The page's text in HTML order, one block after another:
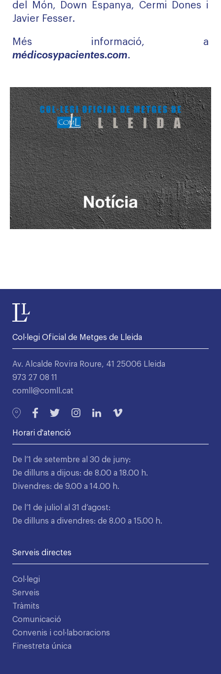
del Món, Down Espanya, Cermi Dones i
Javier Fesser.
Més informació, a
médicosypacientes.com.
Col·legi Oficial de Metges de Lleida
Av. Alcalde Rovira Roure, 41 25006 Lleida
973 27 08 11
comll@comll.cat
Horari d'atenció
De l’1 de setembre al 30 de juny:
De dilluns a dijous: de 8.00 a 18.00 h.
Divendres: de 9.00 a 14.00 h.
De l’1 de juliol al 31 d’agost:
De dilluns a divendres: de 8.00 a 15.00 h.
Serveis directes
Col·legi
Serveis
Tràmits
Comunicació
Convenis i col·laboracions
Finestreta única